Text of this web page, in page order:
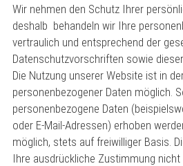
Wir nehmen den Schutz Ihrer
deshalb behandeln wir Ihre
vertraulich und entsprechend der
Datenschutzvorschriften sowie
Die Nutzung unserer Website ist in
personenbezogener Daten möglich.
personenbezogene Daten
oder E-Mail-Adressen) erhoben
möglich, stets auf freiwilliger Basis.
Ihre ausdrückliche Zustimmung nicht